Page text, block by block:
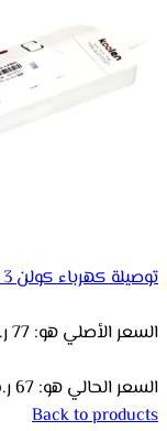
توصيلة كهرباء كولن 3 مخارج - 5 متر 301100002
السعر الأصلي هو: 77 ر.س.
السعر الحالي هو: 67 ر.س.
Back to products